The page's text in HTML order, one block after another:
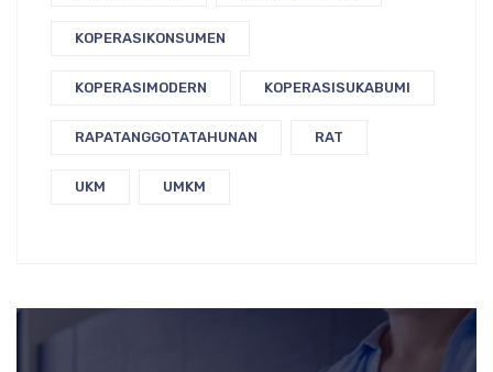
KOPERASIKONSUMEN
KOPERASIMODERN KOPERASISUKABUMI
RAPATANGGOTATAHUNAN RAT
UKM UMKM